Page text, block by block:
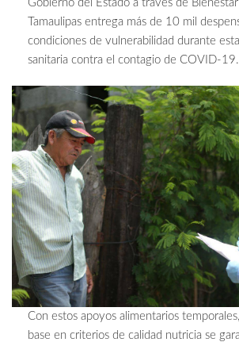
Gobierno del Estado a través de
Tamaulipas entrega más de 10 mil
condiciones de vulnerabilidad durante
sanitaria contra el contagio de COVID-19.
Con estos apoyos alimentarios
base en criterios de calidad nutricia se